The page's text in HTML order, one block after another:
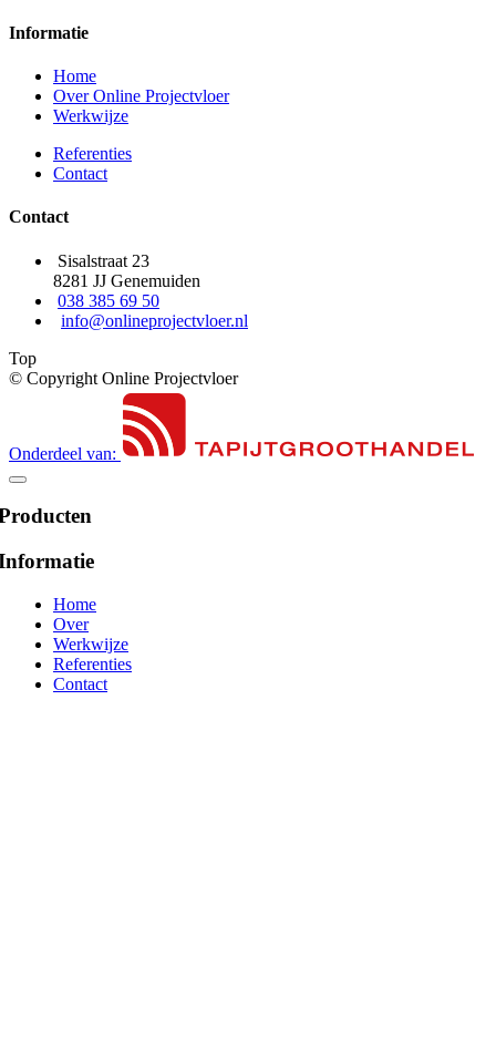
Informatie
Home
Over Online Projectvloer
Werkwijze
Referenties
Contact
Contact
Sisalstraat 23
8281 JJ Genemuiden
038 385 69 50
info@onlineprojectvloer.nl
Top
© Copyright Online Projectvloer
Onderdeel van:
Home
Over
Werkwijze
Referenties
Contact